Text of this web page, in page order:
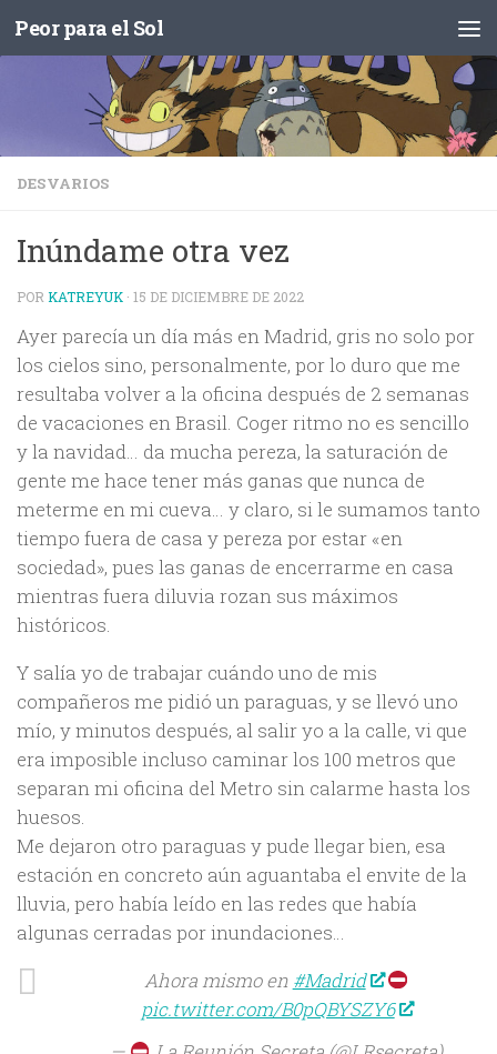
Saltar al contenido
Peor para el Sol
DESVARIOS
Inúndame otra vez
POR KATREYUK · 15 DE DICIEMBRE DE 2022
Ayer parecía un día más en Madrid, gris no solo por
los cielos sino, personalmente, por lo duro que me
resultaba volver a la oficina después de 2 semanas
de vacaciones en Brasil. Coger ritmo no es sencillo
y la navidad… da mucha pereza, la saturación de
gente me hace tener más ganas que nunca de
meterme en mi cueva… y claro, si le sumamos tanto
tiempo fuera de casa y pereza por estar «en
sociedad», pues las ganas de encerrarme en casa
mientras fuera diluvia rozan sus máximos
históricos.
Y salía yo de trabajar cuándo uno de mis
compañeros me pidió un paraguas, y se llevó uno
mío, y minutos después, al salir yo a la calle, vi que
era imposible incluso caminar los 100 metros que
separan mi oficina del Metro sin calarme hasta los
huesos.
Me dejaron otro paraguas y pude llegar bien, esa
estación en concreto aún aguantaba el envite de la
lluvia, pero había leído en las redes que había
algunas cerradas por inundaciones…
Ahora mismo en #Madrid
pic.twitter.com/B0pQBYSZY6